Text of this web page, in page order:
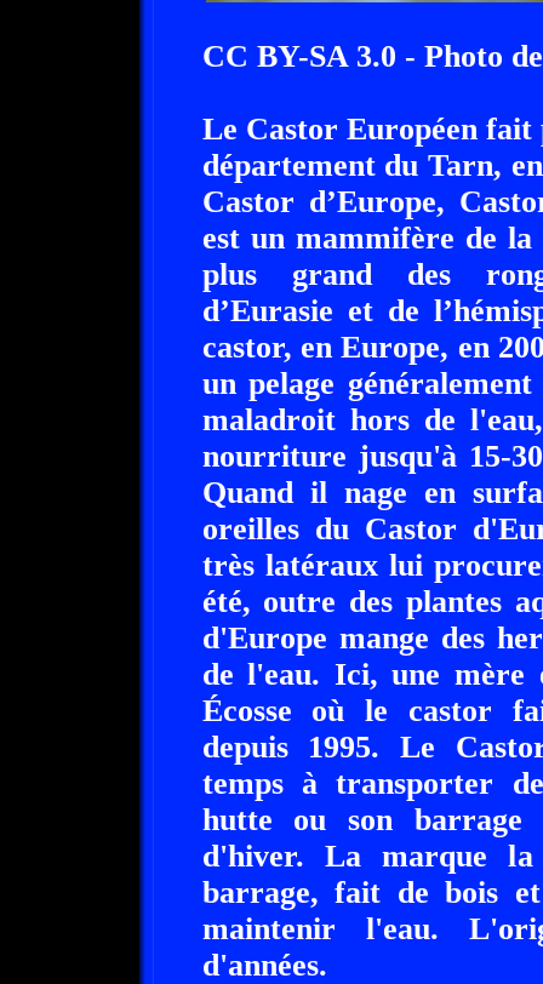
CC BY-SA 3.0 - Photo
Le Castor Européen
département du Tarn,
Castor d’Europe,
est un mammifère de la
plus grand des
d’Eurasie et de
castor, en Europe, en
un pelage
maladroit hors de
nourriture jusqu'à 15-
Quand il nage en
oreilles du Castor
très latéraux lui
été, outre des plantes
d'Europe mange des
de l'eau. Ici, une mère
Écosse où le castor
depuis 1995. Le
temps à transporter
hutte ou son barrage
d'hiver. La marque
barrage, fait de bois
maintenir l'eau.
d'années.